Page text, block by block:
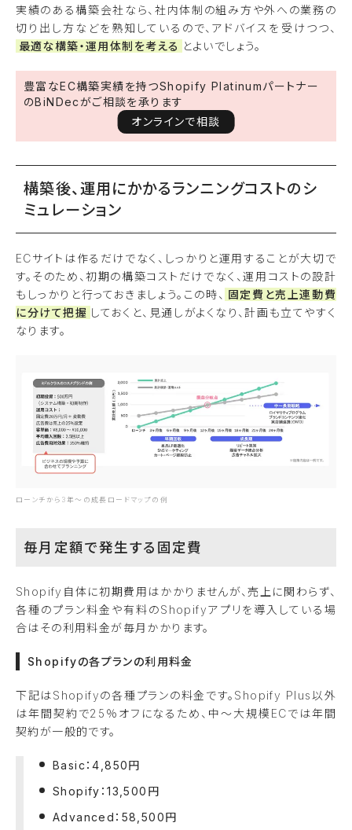
実績のある構築会社なら、社内体制の組み方や外への業務の
切り出し方などを熟知しているので、アドバイスを受けつつ、
最適な構築・運用体制を考える とよいでしょう。
豊富なEC構築実績を持つShopify Platinumパートナー
のBiNDecがご相談を承ります
オンラインで相談
構築後、運用にかかるランニングコストのシ
ミュレーション
ECサイトは作るだけでなく、しっかりと運用することが大切で
す。そのため、初期の構築コストだけでなく、運用コストの設計
もしっかりと行っておきましょう。この時、 固定費と売上連動費
に分けて把握 しておくと、見通しがよくなり、計画も立てやすく
なります。
ローンチから3年〜の成長ロードマップの例
毎月定額で発生する固定費
Shopify自体に初期費用はかかりませんが、売上に関わらず、
各種のプラン料金や有料のShopifyアプリを導入している場
合はその利用料金が毎月かかります。
Shopifyの各プランの利用料金
下記はShopifyの各種プランの料金です。Shopify Plus以外
は年間契約で25％オフになるため、中〜大規模ECでは年間
契約が一般的です。
Basic：4,850円
Shopify：13,500円
Advanced：58,500円